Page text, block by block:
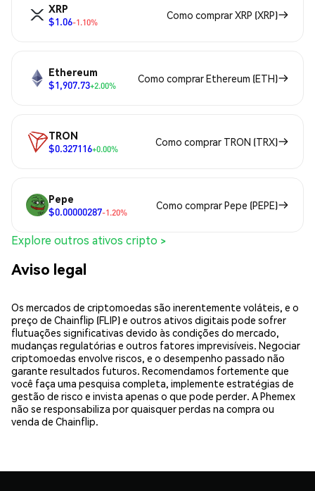
XRP
$1.06-1.10%
Como comprar XRP (XRP)
Ethereum
$1,907.73+2.00%
Como comprar Ethereum (ETH)
TRON
$0.327116+0.00%
Como comprar TRON (TRX)
Pepe
$0.00000287-1.20%
Como comprar Pepe (PEPE)
Explore outros ativos cripto >
Aviso legal
Os mercados de criptomoedas são inerentemente voláteis, e o
preço de Chainflip (FLIP) e outros ativos digitais pode sofrer
flutuações significativas devido às condições do mercado,
mudanças regulatórias e outros fatores imprevisíveis. Negociar
criptomoedas envolve riscos, e o desempenho passado não
garante resultados futuros. Recomendamos fortemente que
você faça uma pesquisa completa, implemente estratégias de
gestão de risco e invista apenas o que pode perder. A Phemex
não se responsabiliza por quaisquer perdas na compra ou
venda de Chainflip.